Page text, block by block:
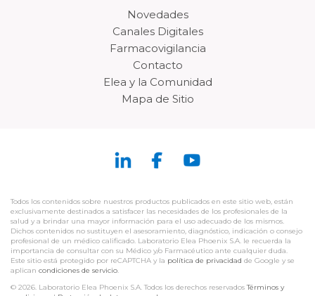
Novedades
Canales Digitales
Farmacovigilancia
Contacto
Elea y la Comunidad
Mapa de Sitio
Todos los contenidos sobre nuestros productos publicados en este sitio web, están
exclusivamente destinados a satisfacer las necesidades de los profesionales de la
salud y a brindar una mayor información para el uso adecuado de los mismos.
Dichos contenidos no sustituyen el asesoramiento, diagnóstico, indicación o consejo
profesional de un médico calificado. Laboratorio Elea Phoenix S.A. le recuerda la
importancia de consultar con su Médico y/o Farmacéutico ante cualquier duda.
Este sitio está protegido por reCAPTCHA y la política de privacidad de Google y se
aplican condiciones de servicio.
© 2026. Laboratorio Elea Phoenix S.A. Todos los derechos reservadosTérminos y